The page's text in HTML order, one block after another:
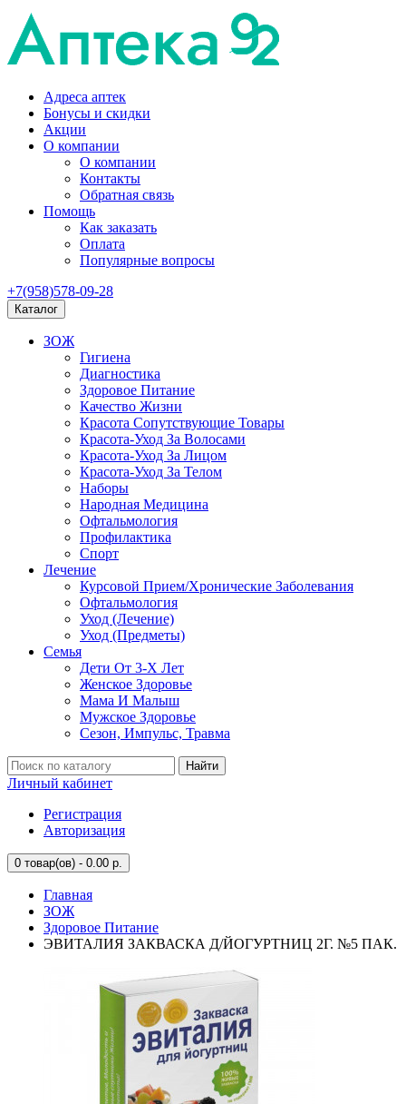
Адреса аптек
Бонусы и скидки
Акции
О компании
О компании
Контакты
Обратная связь
Помощь
Как заказать
Оплата
Популярные вопросы
+7(958)578-09-28
Каталог
ЗОЖ
Гигиена
Диагностика
Здоровое Питание
Качество Жизни
Красота Сопутствующие Товары
Красота-Уход За Волосами
Красота-Уход За Лицом
Красота-Уход За Телом
Наборы
Народная Медицина
Офтальмология
Профилактика
Спорт
Лечение
Курсовой Прием/Хронические Заболевания
Офтальмология
Уход (Лечение)
Уход (Предметы)
Семья
Дети От 3-Х Лет
Женское Здоровье
Мама И Малыш
Мужское Здоровье
Сезон, Импульс, Травма
Найти
Личный кабинет
Регистрация
Авторизация
0 товар(ов) - 0.00 р.
Главная
ЗОЖ
Здоровое Питание
ЭВИТАЛИЯ ЗАКВАСКА Д/ЙОГУРТНИЦ 2Г. №5 ПАК.